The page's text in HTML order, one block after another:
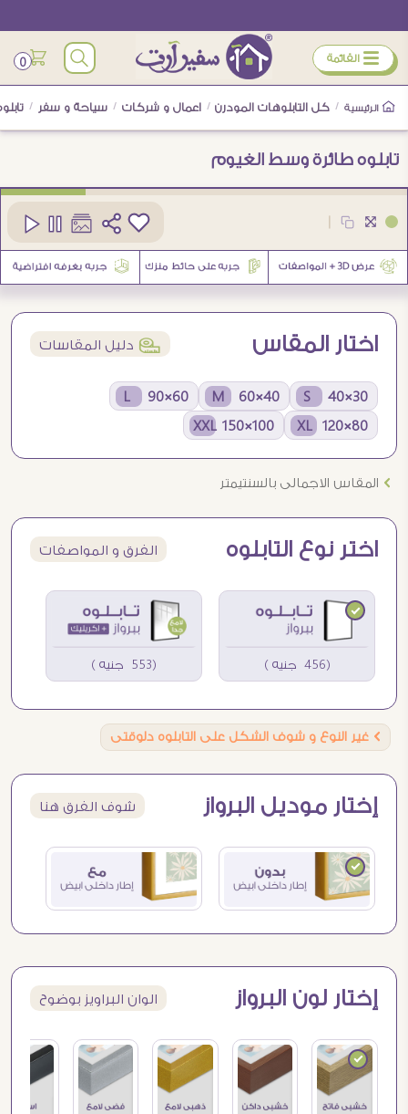
ÿ القائمة 0
الرئيسية / كل التابلوهات المودرن / اعمال و شركات / سياحة و سفر /
تابلوه طائرة وسط الغيوم
اختار المقاس í دليل المقاسات
30×40 S
40×60 M
60×90 L
80×120 XL
100×150 XXL
Ö المقاس الاجمالى بالسنتيمتر
اختر نوع التابلوه الفرق و المواصفات
(456 جنيه ) (553 جنيه )
Ö غير النوع و شوف الشكل على التابلوه دلوقتى
إختار موديل البرواز شوف الفرق هنا
إختار لون البرواز الوان البراويز بوضوح